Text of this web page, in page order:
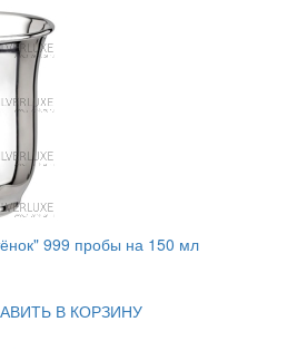
999 пробы на 150 мл
В КОРЗИНУ